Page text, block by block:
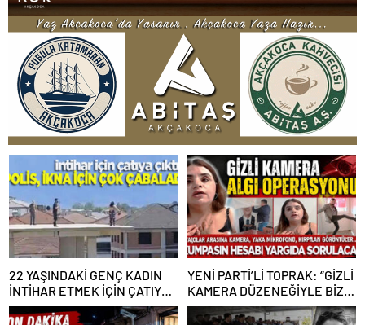
22 YAŞINDAKİ GENÇ KADIN
İNTİHAR ETMEK İÇİN ÇATIYA
ÇIKTI
YENİ PARTİ’Lİ TOPRAK: “GİZLİ
KAMERA DÜZENEĞİYLE BİZE
ALGI OPERASYONU YAPILDI”